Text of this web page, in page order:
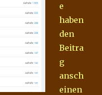
e
haben
den
Beitra
g
ansch
einen